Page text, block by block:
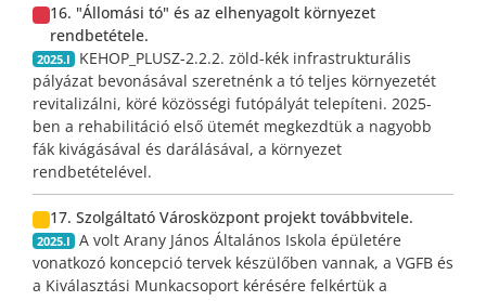
16. "Állomási tó" és az elhenyagolt környezet
rendbetétele.
2025.I
KEHOP_PLUSZ-2.2.2. zöld-kék infrastrukturális
pályázat bevonásával szeretnénk a tó teljes környezetét
revitalizálni, köré közösségi futópályát telepíteni. 2025-
ben a rehabilitáció első ütemét megkezdtük a nagyobb
fák kivágásával és darálásával, a környezet
rendbetételével.
17. Szolgáltató Városközpont projekt továbbvitele.
2025.I
A volt Arany János Általános Iskola épületére
vonatkozó koncepció tervek készülőben vannak, a VGFB és
a Kiválasztási Munkacsoport kérésére felkértük a